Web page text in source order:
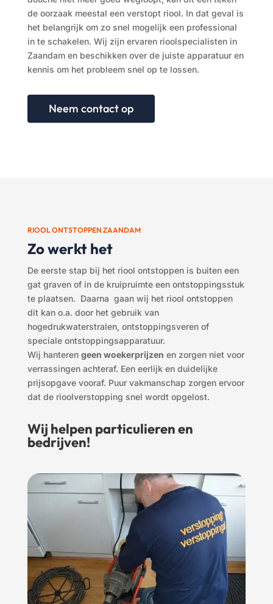
de oorzaak meestal een verstopt riool. In dat geval is
het belangrijk om zo snel mogelijk een professional
in te schakelen. Wij zijn ervaren rioolspecialisten in
Zaandam en beschikken over de juiste apparatuur en
kennis om het probleem snel op te lossen.
Neem contact op
RIOOL ONTSTOPPEN ZAANDAM
Zo werkt het
De eerste stap bij het riool ontstoppen is buiten een
gat graven of in de kruipruimte een ontstoppingsstuk
te plaatsen. Daarna gaan wij het riool ontstoppen
dit kan o.a. door het gebruik van
hogedrukwaterstralen, ontstoppingsveren of
speciale ontstoppingsapparatuur.
Wij hanteren geen woekerprijzen en zorgen niet voor
verrassingen achteraf. Een eerlijk en duidelijke
prijsopgave vooraf. Puur vakmanschap zorgen ervoor
dat de rioolverstopping snel wordt opgelost.
Wij helpen particulieren en
bedrijven!